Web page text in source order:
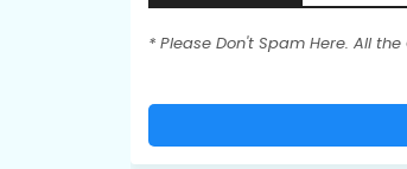
* Please Don't Spam Here. All